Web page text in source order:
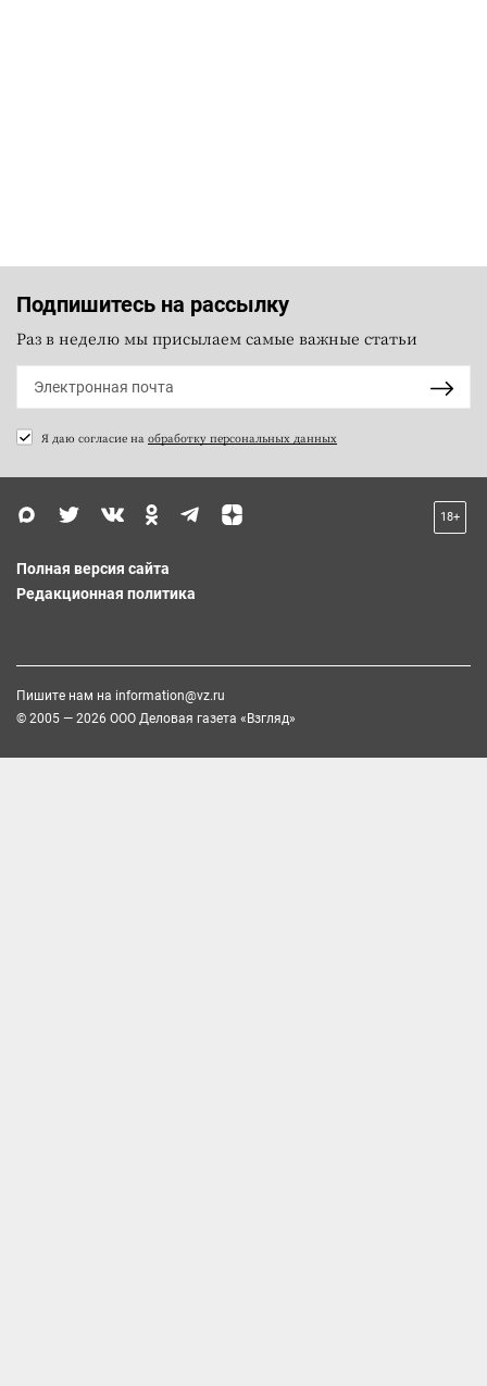
Подпишитесь на рассылку
Раз в неделю мы присылаем самые важные статьи
Я даю согласие на обработку персональных данных
18+
Полная версия сайта
Редакционная политика
Пишите нам на information@vz.ru
© 2005 — 2026 ООО Деловая газета «Взгляд»